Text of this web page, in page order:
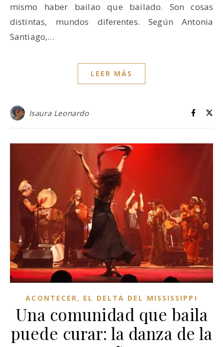
mismo haber bailao que bailado. Son cosas
distintas, mundos diferentes. Según Antonia
Santiago,…
LEER MÁS
Isaura Leonardo
ACONTECER, EL DELTA DEL MISSISSIPPI
Una comunidad que baila
puede curar: la danza de la